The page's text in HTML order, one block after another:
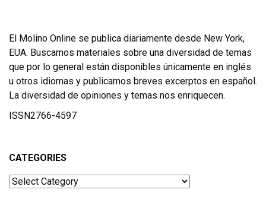
El Molino Online se publica diariamente desde New York,
EUA. Buscamos materiales sobre una diversidad de temas
que por lo general están disponibles únicamente en inglés
u otros idiomas y publicamos breves excerptos en español.
La diversidad de opiniones y temas nos enriquecen.
ISSN2766-4597
CATEGORIES
Categories